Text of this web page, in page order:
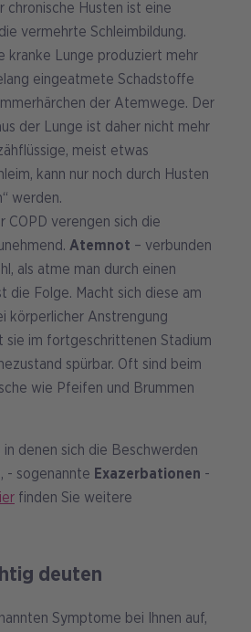
chronische Husten ist eine
vermehrte Schleimbildung.
kranke Lunge produziert mehr
eingeatmete Schadstoffe
der Atemwege. Der
der Lunge ist daher nicht mehr
meist etwas
kann nur noch durch Husten
werden.
COPD verengen sich die
Atemnot – verbunden
als atme man durch einen
die Folge. Macht sich diese am
körperlicher Anstrengung
sie im fortgeschrittenen Stadium
spürbar. Oft sind beim
wie Pfeifen und Brummen
in denen sich die Beschwerden
- sogenannte Exazerbationen -
finden Sie weitere
deuten
Symptome bei Ihnen auf,